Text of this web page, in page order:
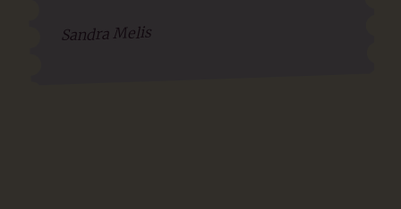
Sandra Melis